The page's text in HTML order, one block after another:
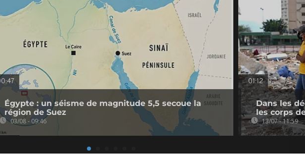
Égypte : un séisme de magnitude 5,5 secoue la
région de Suez
03/08 - 09:46
01:12
Dans les
les corps
13/07 - 11:59